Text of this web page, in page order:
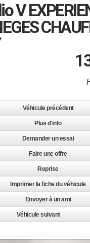
V
Véhicule précédent
Plus d'info
Demander un essai
Faire une offre
Reprise
Imprimer la fiche du véhicule
Envoyer à un ami
Véhicule suivant